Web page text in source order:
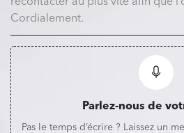
Parlez-nous de
Pas le temps d’écrire ? Laissez un